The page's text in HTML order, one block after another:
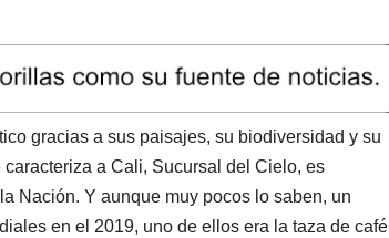
gracias a sus paisajes, su biodiversidad y su
a Cali, Sucursal del Cielo, es
Nación. Y aunque muy pocos lo saben, un
en el 2019, uno de ellos era la taza de café